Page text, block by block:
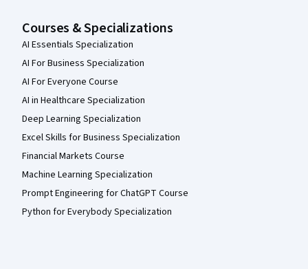
Courses & Specializations
AI Essentials Specialization
AI For Business Specialization
AI For Everyone Course
AI in Healthcare Specialization
Deep Learning Specialization
Excel Skills for Business Specialization
Financial Markets Course
Machine Learning Specialization
Prompt Engineering for ChatGPT Course
Python for Everybody Specialization